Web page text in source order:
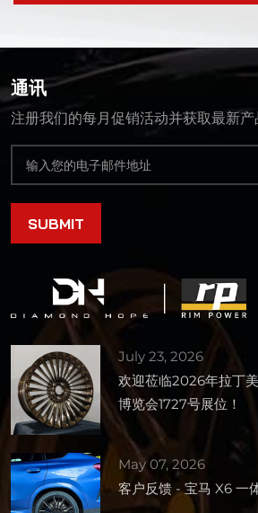
通讯
注册我们的每月促销活动并获取最新产
July 23, 2026
欢迎莅临2026年拉丁
博览会1727号展位！
May 07, 2026
客户反馈 - 宝马 X6 一